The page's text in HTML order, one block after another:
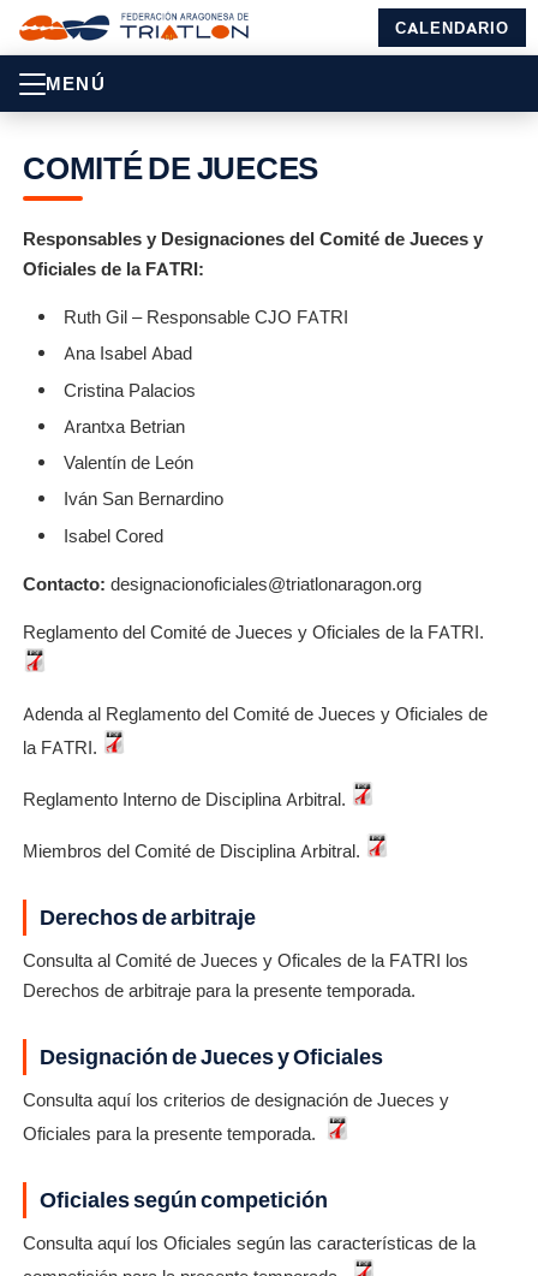
CALENDARIO
MENÚ
COMITÉ DE JUECES
Responsables y Designaciones del Comité de Jueces y
Oficiales de la FATRI:
Ruth Gil – Responsable CJO FATRI
Ana Isabel Abad
Cristina Palacios
Arantxa Betrian
Valentín de León
Iván San Bernardino
Isabel Cored
Contacto: designacionoficiales@triatlonaragon.org
Reglamento del Comité de Jueces y Oficiales de la FATRI.
Adenda al Reglamento del Comité de Jueces y Oficiales de
la FATRI.
Reglamento Interno de Disciplina Arbitral.
Miembros del Comité de Disciplina Arbitral.
Derechos de arbitraje
Consulta al Comité de Jueces y Oficales de la FATRI los
Derechos de arbitraje para la presente temporada.
Designación de Jueces y Oficiales
Consulta aquí los criterios de designación de Jueces y
Oficiales para la presente temporada.
Oficiales según competición
Consulta aquí los Oficiales según las características de la